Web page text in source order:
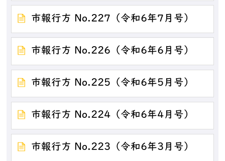
市報行方 No.227（令和6年7月号）
市報行方 No.226（令和6年6月号）
市報行方 No.225（令和6年5月号）
市報行方 No.224（令和6年4月号）
市報行方 No.223（令和6年3月号）